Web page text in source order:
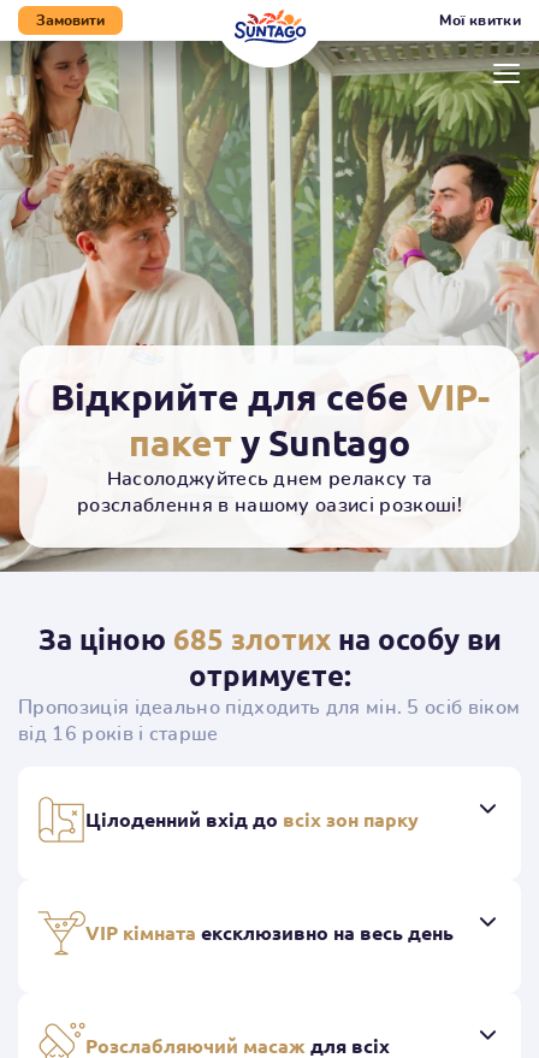
Перейти до меню
Перейти до вмісту
Перейти до нижнього
колонтитула
Мапа сайту
Мої квитки
Замовити
Відкрийте для себе VIP-
пакет у Suntago
Насолоджуйтесь днем релаксу та
розслаблення в нашому оазисі розкоші!
За ціною 685 злотихна особу ви
отримуєте:
Пропозиція ідеально підходить для мін. 5 осіб віком
від 16 років і старше
Цілоденний вхід до всіх зон парку
VIP кімната ексклюзивно на весь день
Розслабляючий масаж для всіх